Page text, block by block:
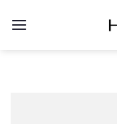
Inhalt